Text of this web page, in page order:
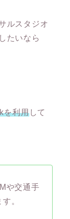
ルスタジオ
たいなら
を利用して
や交通手
。